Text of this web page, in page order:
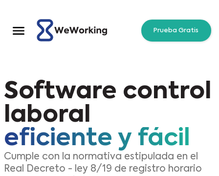
Prueba Gratis
Software control
laboral
eficiente y fácil
Cumple con la normativa estipulada en el
Real Decreto - ley 8/19 de registro horario